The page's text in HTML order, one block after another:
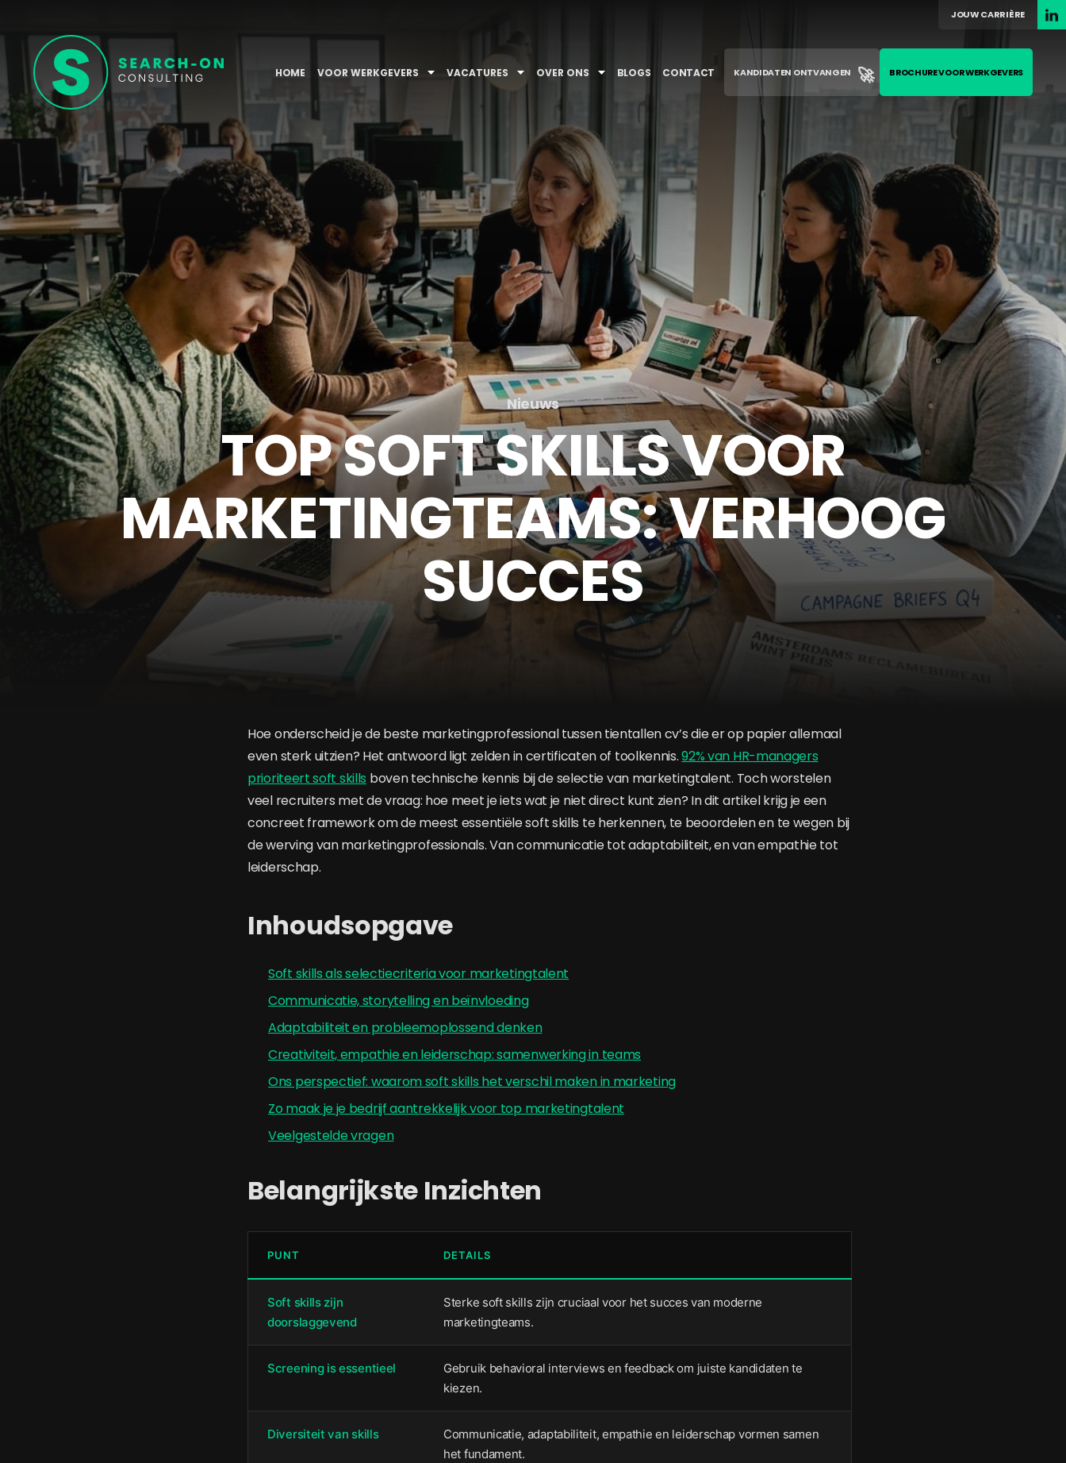
HOME VOOR WERKGEVERS VACATURES OVER ONS BLOGS CONTACT
JOUW CARRIÈRE
KANDIDATEN ONTVANGEN 🚀 BROCHURE VOOR WERKGEVERS
Nieuws
TOP SOFT SKILLS VOOR
MARKETINGTEAMS: VERHOOG
SUCCES
Hoe onderscheid je de beste marketingprofessional tussen tientallen cv’s die er op papier allemaal
even sterk uitzien? Het antwoord ligt zelden in certificaten of toolkennis.92% van HR-managers
prioriteert soft skills boven technische kennis bij de selectie van marketingtalent. Toch worstelen
veel recruiters met de vraag: hoe meet je iets wat je niet direct kunt zien? In dit artikel krijg je een
concreet framework om de meest essentiële soft skills te herkennen, te beoordelen en te wegen bij
de werving van marketingprofessionals. Van communicatie tot adaptabiliteit, en van empathie tot
leiderschap.
Inhoudsopgave
Soft skills als selectiecriteria voor marketingtalent
Communicatie, storytelling en beïnvloeding
Adaptabiliteit en probleemoplossend denken
Creativiteit, empathie en leiderschap: samenwerking in teams
Ons perspectief: waarom soft skills het verschil maken in marketing
Zo maak je je bedrijf aantrekkelijk voor top marketingtalent
Veelgestelde vragen
Belangrijkste Inzichten
PUNT DETAILS
Soft skills zijn
doorslaggevend
Sterke soft skills zijn cruciaal voor het succes van moderne
marketingteams.
Screening is essentieel
Gebruik behavioral interviews en feedback om juiste kandidaten te
kiezen.
Diversiteit van skills
Communicatie, adaptabiliteit, empathie en leiderschap vormen samen
het fundament.